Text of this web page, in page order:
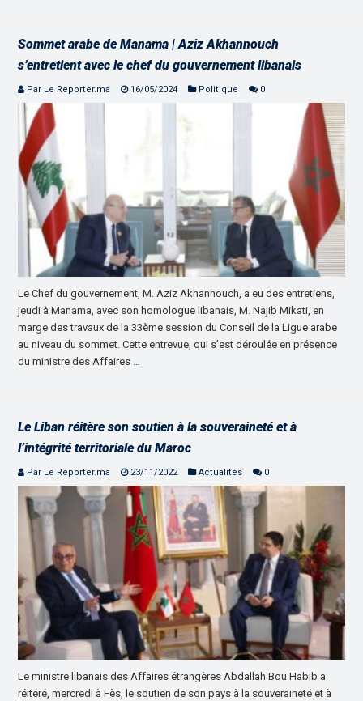
Sommet arabe de Manama | Aziz Akhannouch
s’entretient avec le chef du gouvernement libanais
Par Le Reporter.ma 16/05/2024 Politique 0
Le Chef du gouvernement, M. Aziz Akhannouch, a eu des entretiens,
jeudi à Manama, avec son homologue libanais, M. Najib Mikati, en
marge des travaux de la 33ème session du Conseil de la Ligue arabe
au niveau du sommet. Cette entrevue, qui s’est déroulée en présence
du ministre des Affaires …
Le Liban réitère son soutien à la souveraineté et à
l’intégrité territoriale du Maroc
Par Le Reporter.ma 23/11/2022 Actualités 0
Le ministre libanais des Affaires étrangères Abdallah Bou Habib a
réitéré, mercredi à Fès, le soutien de son pays à la souveraineté et à